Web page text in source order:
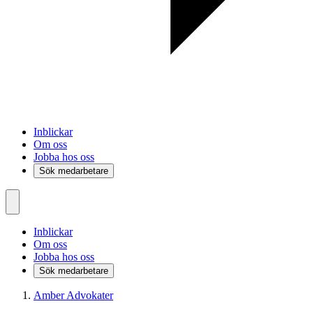
Inblickar
Om oss
Jobba hos oss
Sök medarbetare
Inblickar
Om oss
Jobba hos oss
Sök medarbetare
Amber Advokater